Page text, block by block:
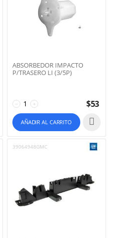
ABSORBEDOR IMPACTO
P/TRASERO LI (3/5P)
+
− $53
AÑADIR AL CARRITO
39064948GMC